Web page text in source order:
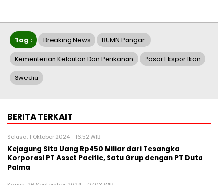
Tag : Breaking News BUMN Pangan
Kementerian Kelautan Dan Perikanan Pasar Ekspor Ikan
Swedia
BERITA TERKAIT
Selasa, 1 Oktober 2024 - 16:52 WIB
Kejagung Sita Uang Rp450 Miliar dari Tesangka
Korporasi PT Asset Pacific, Satu Grup dengan PT Duta
Palma